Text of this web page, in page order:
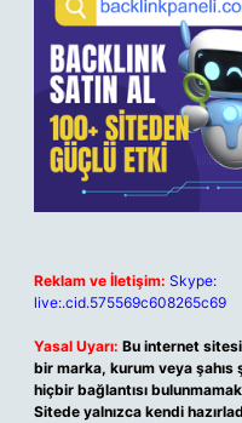
Reklam ve İletişim: Skype:
live:.cid.575569c608265c69
Yasal Uyarı: Bu internet
bir marka, kurum veya şahıs
hiçbir bağlantısı
Sitede yalnızca kendi